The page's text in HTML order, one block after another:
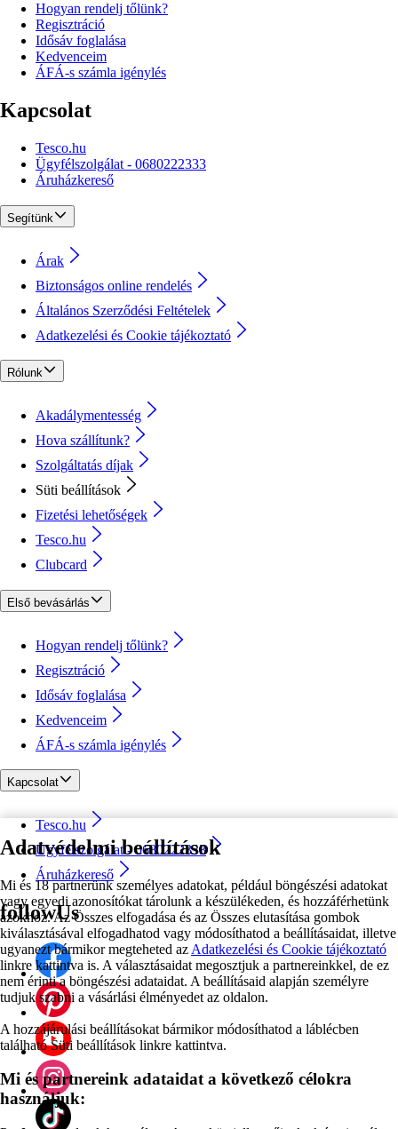
Adatvédelmi beállítások
Mi és 18 partnerünk személyes adatokat, például böngészési adatokat
vagy egyedi azonosítókat tárolunk a készülékeden, és hozzáférhetünk
azokhoz. Az Összes elfogadása és az Összes elutasítása gombok
kiválasztásával elfogadhatod vagy módosíthatod a beállításaidat, illetve
ugyanezt bármikor megteheted az Adatkezelési és Cookie tájékoztató
linkre kattintva is. A választásaidat megosztjuk a partnereinkkel, de ez
nem érinti a böngészési adataidat. A beállításaid alapján személyre
tudjuk szabni a vásárlási élményedet az oldalon.
A hozzájárulási beállításokat bármikor módosíthatod a láblécben
található Süti beállítások linkre kattintva.
Mi és partnereink adataidat a következő célokra
használjuk:
Hogyan rendelj tőlünk?
Regisztráció
Idősáv foglalása
Kedvenceim
ÁFÁ-s számla igénylés
Kapcsolat
Tesco.hu
Ügyfélszolgálat - 0680222333
Áruházkereső
Segítünk
Árak
Biztonságos online rendelés
Általános Szerződési Feltételek
Adatkezelési és Cookie tájékoztató
Rólunk
Akadálymentesség
Hova szállítunk?
Szolgáltatás díjak
Süti beállítások
Fizetési lehetőségek
Tesco.hu
Clubcard
Első bevásárlás
Hogyan rendelj tőlünk?
Regisztráció
Idősáv foglalása
Kedvenceim
ÁFÁ-s számla igénylés
Kapcsolat
Tesco.hu
Ügyfélszolgálat - 0680222333
Áruházkereső
followUs